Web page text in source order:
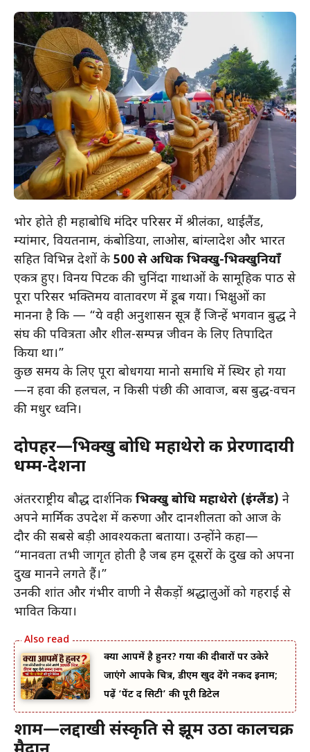
भोर होते ही महाबोधि मंदिर परिसर में श्रीलंका, थाईलैंड,
म्यांमार, वियतनाम, कंबोडिया, लाओस, बांग्लादेश और भारत
सहित विभिन्न देशों के 500 से अधिक भिक्खु-भिक्खुनियाँ
एकत्र हुए। विनय पिटक की चुनिंदा गाथाओं के सामूहिक पाठ से
पूरा परिसर भक्तिमय वातावरण में डूब गया। भिक्षुओं का
मानना है कि — “ये वही अनुशासन सूत्र हैं जिन्हें भगवान बुद्ध ने
संघ की पवित्रता और शील-सम्पन्न जीवन के लिए प्रतिपादित
किया था।”
कुछ समय के लिए पूरा बोधगया मानो समाधि में स्थिर हो गया
—न हवा की हलचल, न किसी पंछी की आवाज, बस बुद्ध-वचन
की मधुर ध्वनि।
दोपहर—भिक्खु बोधि महाथेरो की प्रेरणादायी
धम्म-देशना
अंतरराष्ट्रीय बौद्ध दार्शनिक भिक्खु बोधि महाथेरो (इंग्लैंड) ने
अपने मार्मिक उपदेश में करुणा और दानशीलता को आज के
दौर की सबसे बड़ी आवश्यकता बताया। उन्होंने कहा—
“मानवता तभी जागृत होती है जब हम दूसरों के दुख को अपना
दुख मानने लगते हैं।”
उनकी शांत और गंभीर वाणी ने सैकड़ों श्रद्धालुओं को गहराई से
प्रभावित किया।
क्या आपमें है हुनर? गया की दीवारों पर उकेरे
जाएंगे आपके चित्र, डीएम खुद देंगे नकद इनाम;
पढ़ें ‘पेंट द सिटी’ की पूरी डिटेल
शाम—लद्दाखी संस्कृति से झूम उठा कालचक्र